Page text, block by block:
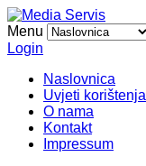
Menu
Login
Naslovnica
Uvjeti korištenja
O nama
Kontakt
Impressum